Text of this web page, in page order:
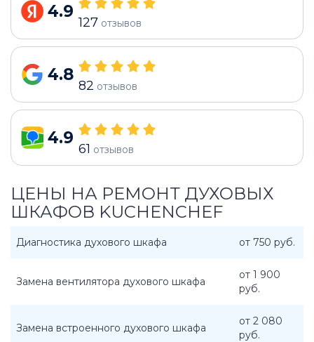
4.9
127 отзывов
4.8
82 отзывов
4.9
61 отзывов
ЦЕНЫ НА РЕМОНТ ДУХОВЫХ
ШКАФОВ KUCHENCHEF
Диагностика духового шкафа от 750 руб.
Замена вентилятора духового шкафа
от 1 900
руб.
Замена встроенного духового шкафа
от 2 080
руб.